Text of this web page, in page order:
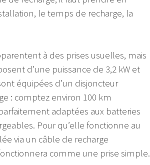
le temps de recharge, la
à des prises usuelles, mais
d’une puissance de 3,2 kW et
équipées d’un disjoncteur
: comptez environ 100 km
adaptées aux batteries
Pour qu’elle fonctionne au
via un câble de recharge
comme une prise simple.